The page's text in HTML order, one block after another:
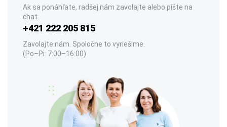
Ak sa ponáhľate, radšej nám zavolajte alebo píšte na
chat.
+421 222 205 815
Zavolajte nám. Spoločne to vyriešime.
(Po–Pi: 7:00–16:00)